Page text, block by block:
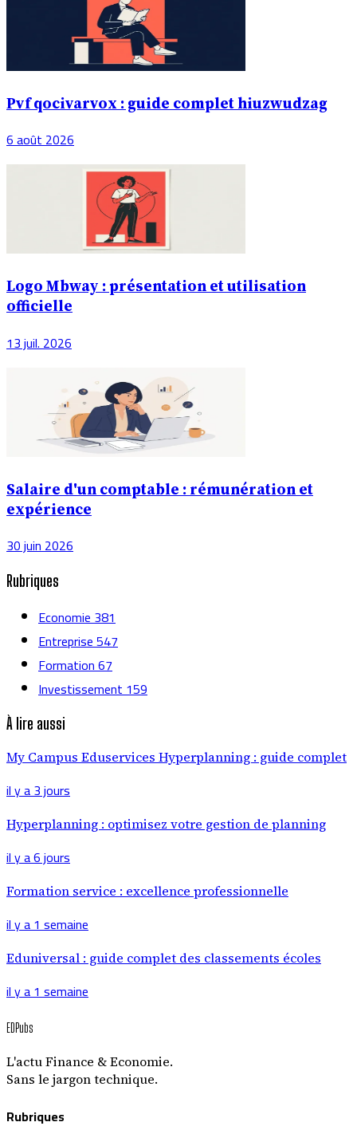
Pvf qocivarvox : guide complet hiuzwudzag
6 août 2026
Logo Mbway : présentation et utilisation
officielle
13 juil. 2026
Salaire d'un comptable : rémunération et
expérience
30 juin 2026
Rubriques
Economie381
Entreprise547
Formation67
Investissement159
À lire aussi
My Campus Eduservices Hyperplanning : guide complet
il y a 3 jours
Hyperplanning : optimisez votre gestion de planning
il y a 6 jours
Formation service : excellence professionnelle
il y a 1 semaine
Eduniversal : guide complet des classements écoles
il y a 1 semaine
EDPubs
L'actu Finance & Economie.
Sans le jargon technique.
Rubriques